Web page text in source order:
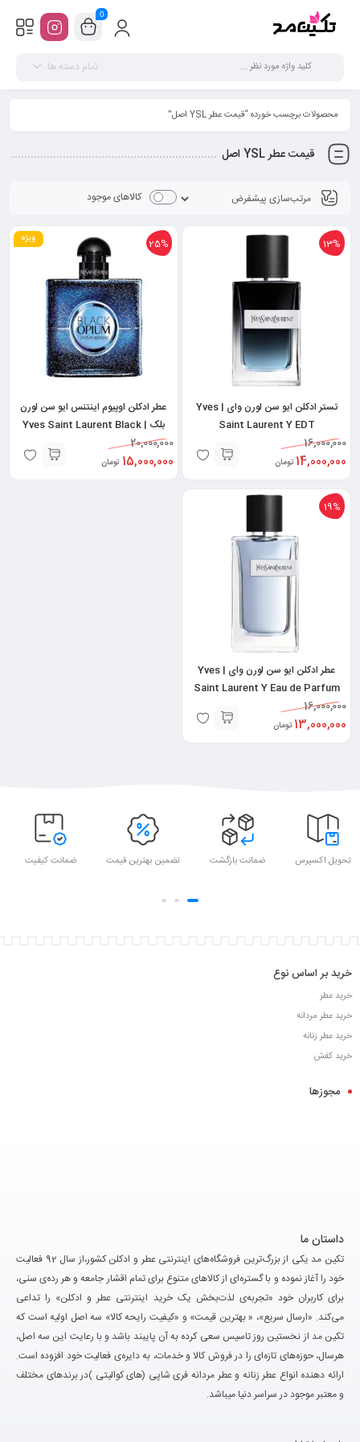
0
تمام دسته ها
محصولات برچسب خورده “قیمت عطر YSL اصل”
قیمت عطر YSL اصل
کالاهای موجود
13%
تستر ادکلن ایو سن لورن وای | Yves
Saint Laurent Y EDT
16,000,000
14,000,000 تومان
ویژه 25%
عطر ادکلن اوپیوم اینتنس ایو سن لورن
بلک | Yves Saint Laurent Black
Opium Intense20,000,000
15,000,000 تومان
19%
عطر ادکلن ایو سن لورن وای | Yves
Saint Laurent Y Eau de Parfum
16,000,000
13,000,000 تومان
تحویل اکسپرس ضمانت بازگشت تضمین بهترین قیمت ضمانت کیفیت
خرید بر اساس نوع
خرید عطر
خرید عطر مردانه
خرید عطر زنانه
خرید کفش
مجوزها
داستان ما
تکین مد یکی از بزرگ‌ترین فروشگاه‌های اینترنتی عطر و ادکلن کشور،از سال 92 فعالیت
خود را آغاز نموده و با گستره‌ای از کالاهای متنوع برای تمام اقشار جامعه و هر رده‌ی سنی،
برای کاربران خود «تجربه‌ی لذت‌بخش یک خرید اینترنتی عطر و ادکلن» را تداعی
می‌کند. «ارسال سریع»، « بهترین قیمت» و «کیفیت رایحه کالا» سه اصل اولیه است که
تکین مد از نخستین روز تاسیس سعی کرده به آن پایبند باشد و با رعایت این سه اصل،
هرسال، حوزه‌های تازه‌ای را در فروش کالا و خدمات، به دایره‌ی فعالیت خود افزوده است.
ارائه دهنده انواع عطر زنانه و عطر مردانه فری شاپی (های کوالیتی )در برندهای مختلف
و معتبر موجود در سراسر دنیا میباشد.